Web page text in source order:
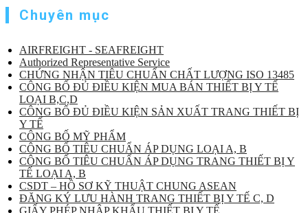
Chuyên mục
AIRFREIGHT - SEAFREIGHT
Authorized Representative Service
CHỨNG NHẬN TIÊU CHUẨN CHẤT LƯỢNG ISO 13485
CÔNG BỐ ĐỦ ĐIỀU KIỆN MUA BÁN THIẾT BỊ Y TẾ
LOẠI B,C,D
CÔNG BỐ ĐỦ ĐIỀU KIỆN SẢN XUẤT TRANG THIẾT BỊ
Y TẾ
CÔNG BỐ MỸ PHẨM
CÔNG BỐ TIÊU CHUẨN ÁP DỤNG LOẠI A, B
CÔNG BỐ TIÊU CHUẨN ÁP DỤNG TRANG THIẾT BỊ Y
TẾ LOẠI A, B
CSDT – HỒ SƠ KỸ THUẬT CHUNG ASEAN
ĐĂNG KÝ LƯU HÀNH TRANG THIẾT BỊ Y TẾ C, D